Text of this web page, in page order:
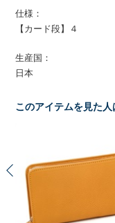
仕様：
【カード段】４
生産国：
日本
このアイテムを見た